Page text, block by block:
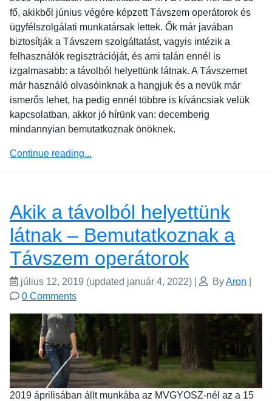
fő, akikből június végére képzett Távszem operátorok és
ügyfélszolgálati munkatársak lettek. Ők már javában
biztosítják a Távszem szolgáltatást, vagyis intézik a
felhasználók regisztrációját, és ami talán ennél is
izgalmasabb: a távolból helyettünk látnak. A Távszemet
már használó olvasóinknak a hangjuk és a nevük már
ismerős lehet, ha pedig ennél többre is kíváncsiak velük
kapcsolatban, akkor jó hírünk van: decemberig
mindannyian bemutatkoznak önöknek.
Continue reading...
Akik a távolból helyettünk
látnak – Bemutatkoznak a
Távszem operátorok
július 12, 2019 (updated január 4, 2022) ByAron
0 Comments
2019 áprilisában állt munkába az MVGYOSZ-nél az a 15